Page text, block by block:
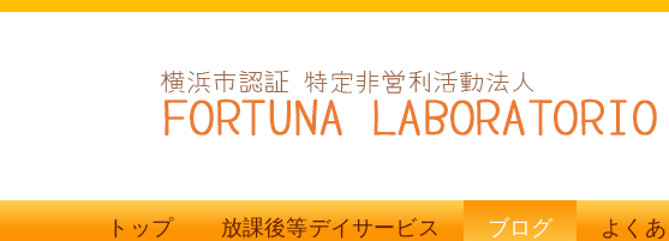
トップ 放課後等デイサービス ブログ よく